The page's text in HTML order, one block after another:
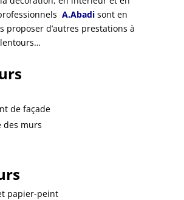
A.Abadisont en
proposer d’autres prestations à
de façade
des murs
papier-peint